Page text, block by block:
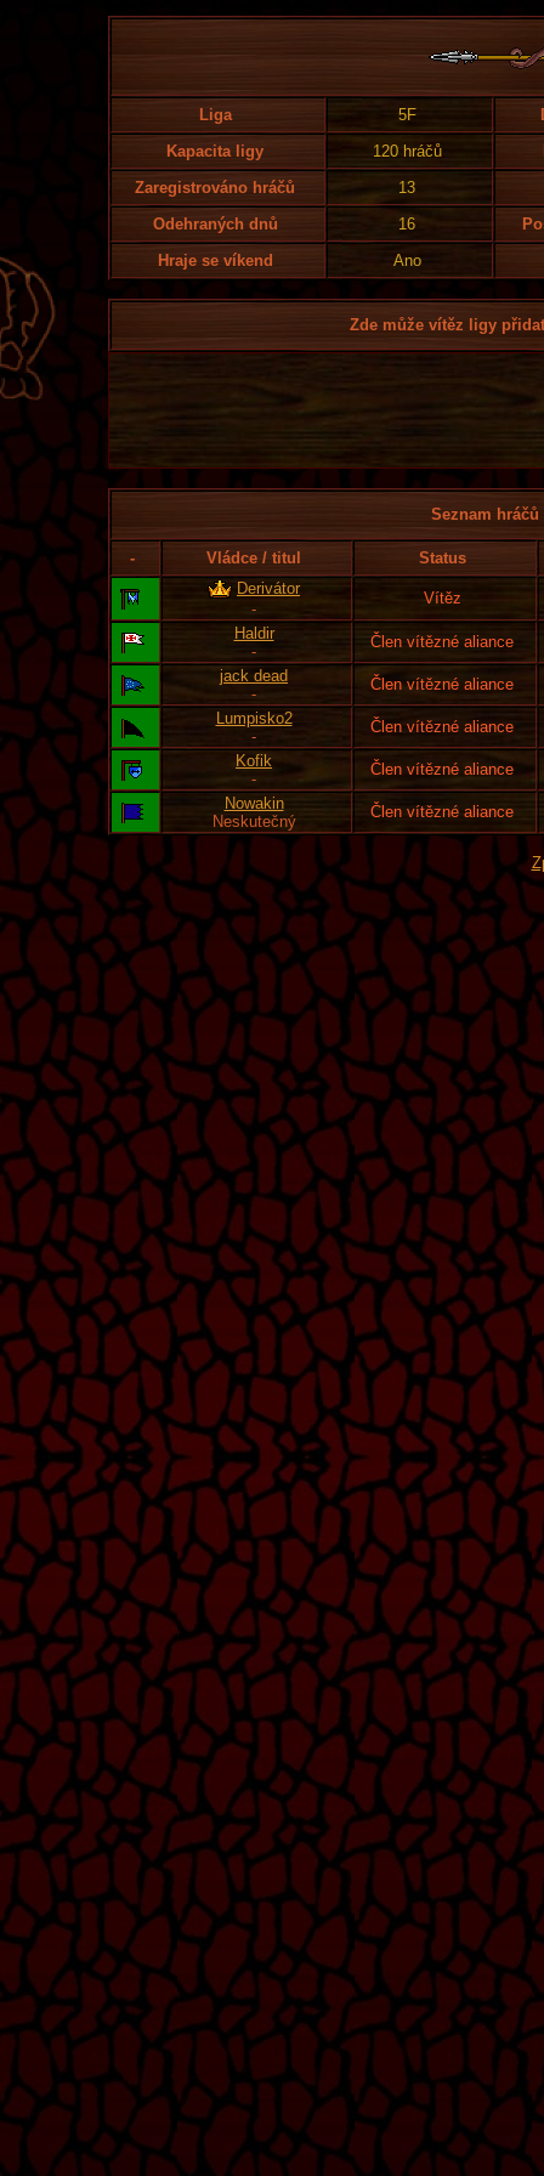
Liga 5F
Kapacita ligy
120 hráčů
Zaregistrováno hráčů
13
Odehraných dnů
16
Hraje se víkend
Ano
Zde může vítěz ligy
Seznam
- Vládce / titul
Status
Derivátor
-
Vítěz
Haldir
-
Člen vítězné aliance
jack dead
-
Člen vítězné aliance
Lumpisko2
-
Člen vítězné aliance
Kofik
-
Člen vítězné aliance
Nowakin
Neskutečný
Člen vítězné aliance